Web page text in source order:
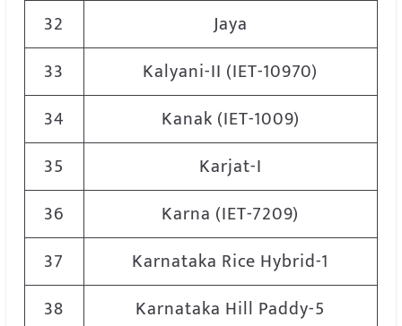
32
Jaya
33
Kalyani-II (IET-10970)
34
Kanak (IET-1009)
35
Karjat-I
36
Karna (IET-7209)
37
Karnataka Rice Hybrid-1
38
Karnataka Hill Paddy-5